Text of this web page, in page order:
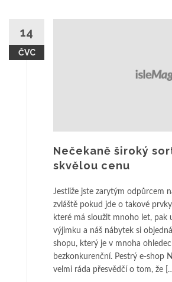
14
ČVC
Nečekaně široký
skvělou cenu
Jestliže jste zarytým odpůrcem
zvláště pokud jde o takové
které má sloužit mnoho let, pak
výjimku a náš nábytek si
shopu, který je v mnoha
bezkonkurenční. Pestrý e-shop
velmi ráda přesvědčí o tom, že